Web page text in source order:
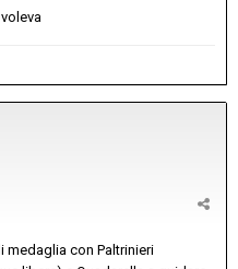
medaglia con Paltrinieri